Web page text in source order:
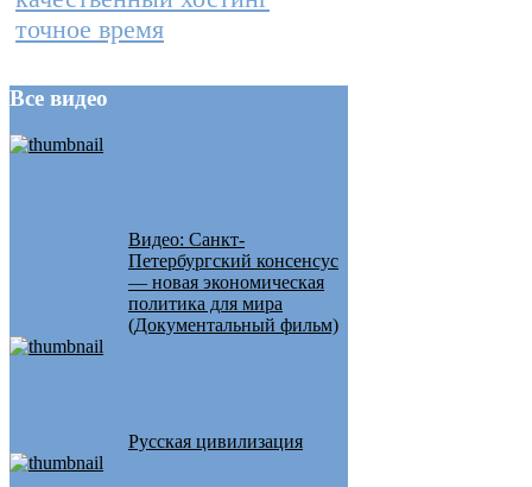
точное время
Все видео
Видео: Санкт-
Петербургский консенсус
— новая экономическая
политика для мира
(Документальный фильм)
Русская цивилизация